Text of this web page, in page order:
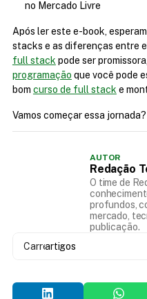
no Mercado Livre
Após ler este e-book,
full stack pode ser
programação que você pode
bom curso de full stack e
Vamos começar essa jornada?
AUTOR
Redação
O time de
profundos,
mercado,
publicação.
Carregando...
artigos